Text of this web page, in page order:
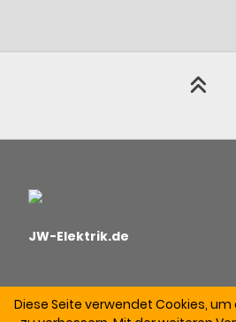
JW-Elektrik.de
Diese Seite verwendet Cookies,